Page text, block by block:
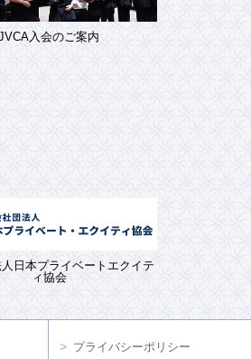
入会のご案内
日本プライベートエクイテ
ィ協会
プライバシーポリシー